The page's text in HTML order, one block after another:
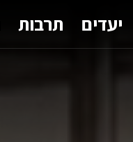
יעדים תרבות